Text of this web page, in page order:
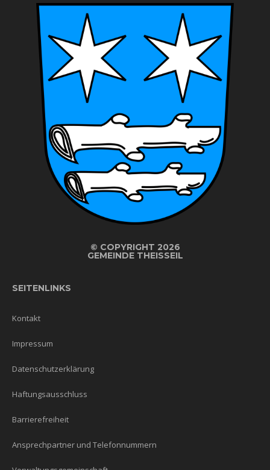
© COPYRIGHT 2026
GEMEINDE THEISSEIL
SEITENLINKS
Kontakt
Impressum
Datenschutzerklärung
Haftungsausschluss
Barrierefreiheit
Ansprechpartner und Telefonnummern